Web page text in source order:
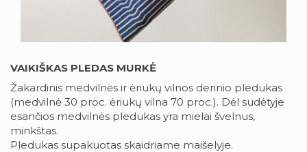
VAIKIŠKAS PLEDAS MURKĖ
Žakardinis medvilnės ir ėriukų vilnos derinio pledukas
(medvilnė 30 proc. ėriukų vilna 70 proc.). Dėl sudėtyje
esančios medvilnės pledukas yra mielai švelnus,
minkštas.
Pledukas supakuotas skaidriame maišelyje.